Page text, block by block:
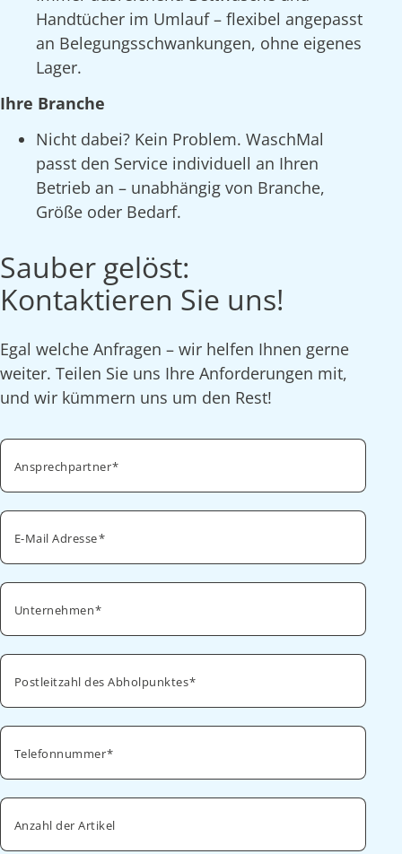
Handtücher im Umlauf – flexibel angepasst
an Belegungsschwankungen, ohne eigenes
Lager.
Ihre Branche
Nicht dabei? Kein Problem. WaschMal
passt den Service individuell an Ihren
Betrieb an – unabhängig von Branche,
Größe oder Bedarf.
Sauber gelöst:
Kontaktieren Sie uns!
Egal welche Anfragen – wir helfen Ihnen gerne
weiter. Teilen Sie uns Ihre Anforderungen mit,
und wir kümmern uns um den Rest!
Ansprechpartner
E-Mail Adresse
Unternehmen
Postleitzahl des Abholpunktes
Telefonnummer
Anzahl der Artikel